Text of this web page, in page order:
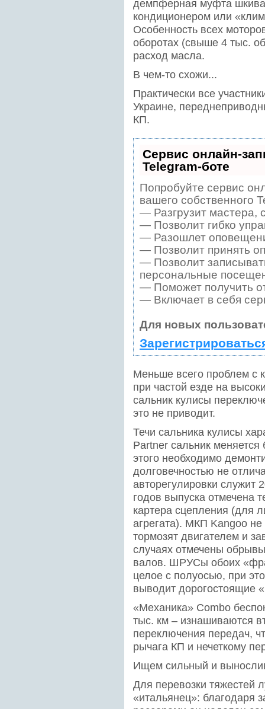
демпферная муфта шкива
кондиционером или
Особенность всех
оборотах (свыше 4 тыс.
расход масла.
В чем-то схожи...
Практически все
Украине,
КП.
Сервис онлайн-
Telegram-боте
Попробуйте сервис
вашего собственного
— Разгрузит мастера,
— Позволит гибко
— Разошлет
— Позволит принять
— Позволит
персональные
— Поможет получить
— Включает в себя
Для новых
Меньше всего проблем с
при частой езде на
сальник кулисы
это не приводит.
Течи сальника кулисы
Partner сальник
этого необходимо
долговечностью не
авторегулировки служит
годов выпуска отмечена
картера сцепления (для
агрегата). МКП Kangoo
тормозят двигателем и
случаях отмечены
валов. ШРУСы обоих
целое с полуосью, при
выводит дорогостоящие
«Механика» Combo
тыс. км – изнашиваются
переключения передач,
рычага КП и нечеткому
Ищем сильный и
Для перевозки тяжестей
«итальянец»: благодаря